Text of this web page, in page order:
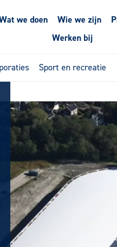
we doen Wie we zijn
Werken bij
Sport en recreatie